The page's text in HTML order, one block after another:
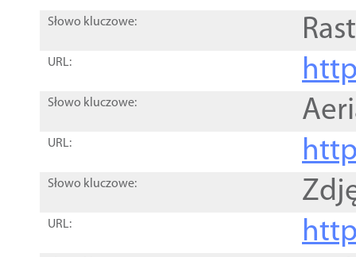
Słowo kluczowe:
URL:
Słowo kluczowe:
URL:
Słowo kluczowe:
URL: